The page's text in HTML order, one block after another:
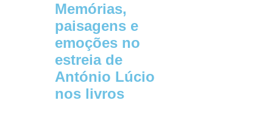
Memórias,
paisagens e
emoções no
estreia de
António Lúcio
nos livros